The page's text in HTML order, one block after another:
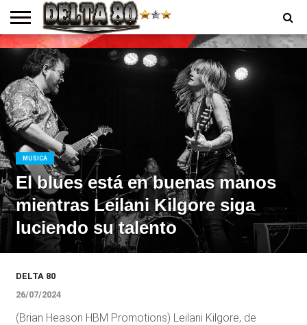
ENTREVISTAS
PREMIOS
PRODUCCIONES
PROGRAMACION
CONTACTO
HOMEPAGE
MUSICA
El blues está en buenas manos
mientras Leilani Kilgore siga
luciendo su talento
DELTA 80
26/07/2024
(Brian Heason HBM Promotions) Leilani Kilgore, de